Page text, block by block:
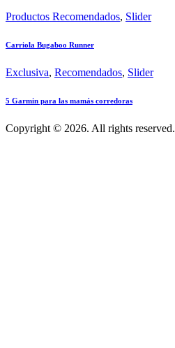
Productos Recomendados, Slider
Carriola Bugaboo Runner
Exclusiva, Recomendados, Slider
5 Garmin para las mamás corredoras
Copyright © 2026. All rights reserved.